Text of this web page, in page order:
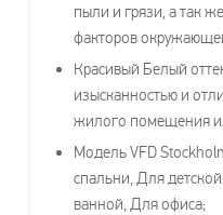
пыли и грязи, а так
факторов
Красивый Белый
изысканностью и
жилого помещения
Модель VFD
спальни, Для
ванной, Для офиса;